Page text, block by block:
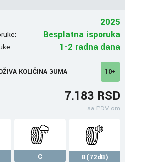
2025
Besplatna isporuka
1-2 radna dana
KOLIČINA GUMA 10+
7.183 RSD
sa PDV-om
C
B(72dB)